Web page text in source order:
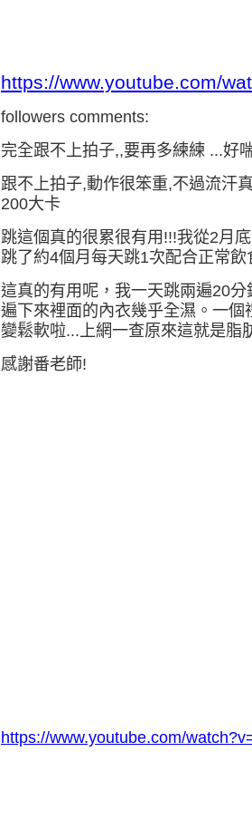
https://www.youtube.com/
followers comments:
完全跟不上拍子,,要再多練練 ...好
跟不上拍子,動作很笨重,不過流汗
200大卡
跳這個真的很累很有用!!!我從2月
跳了約4個月每天跳1次配合正常
這真的有用呢，我一天跳兩遍20
遍下來裡面的內衣幾乎全濕。一
變鬆軟啦...上網一查原來這就是脂
感謝番老師!
https://www.youtube.com/